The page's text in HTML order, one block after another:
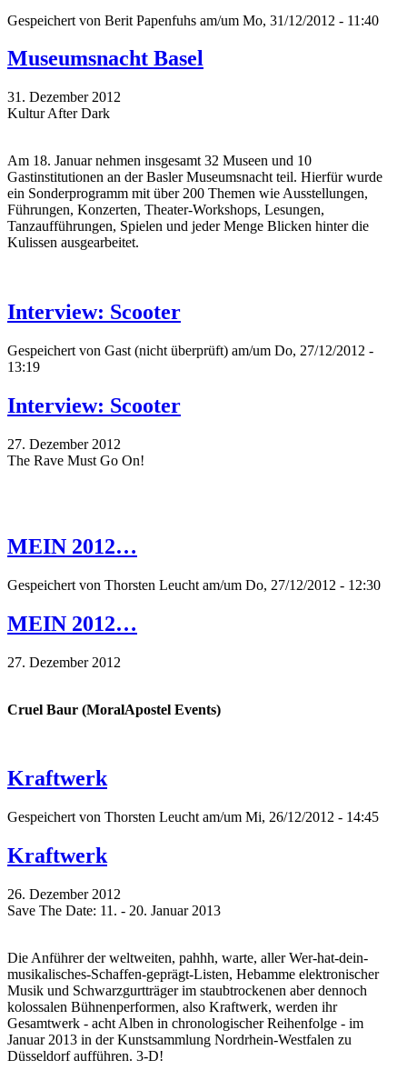
Gespeichert von Berit Papenfuhs am/um Mo, 31/12/2012 - 11:40
Museumsnacht Basel
31. Dezember 2012
Kultur After Dark
Am 18. Januar nehmen insgesamt 32 Museen und 10
Gastinstitutionen an der Basler Museumsnacht teil. Hierfür wurde
ein Sonderprogramm mit über 200 Themen wie Ausstellungen,
Führungen, Konzerten, Theater-Workshops, Lesungen,
Tanzaufführungen, Spielen und jeder Menge Blicken hinter die
Kulissen ausgearbeitet.
Interview: Scooter
Gespeichert von Gast (nicht überprüft) am/um Do, 27/12/2012 -
13:19
Interview: Scooter
27. Dezember 2012
The Rave Must Go On!
MEIN 2012…
Gespeichert von Thorsten Leucht am/um Do, 27/12/2012 - 12:30
MEIN 2012…
27. Dezember 2012
Cruel Baur (MoralApostel Events)
Kraftwerk
Gespeichert von Thorsten Leucht am/um Mi, 26/12/2012 - 14:45
Kraftwerk
26. Dezember 2012
Save The Date: 11. - 20. Januar 2013
Die Anführer der weltweiten, pahhh, warte, aller Wer-hat-dein-
musikalisches-Schaffen-geprägt-Listen, Hebamme elektronischer
Musik und Schwarzgurtträger im staubtrockenen aber dennoch
kolossalen Bühnenperformen, also Kraftwerk, werden ihr
Gesamtwerk - acht Alben in chronologischer Reihenfolge - im
Januar 2013 in der Kunstsammlung Nordrhein-Westfalen zu
Düsseldorf aufführen. 3-D!